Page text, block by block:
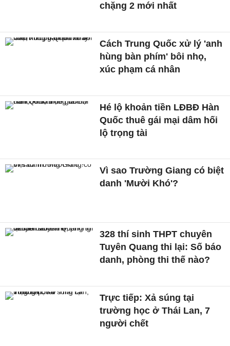
chặng 2 mới nhất
Cách Trung Quốc xử lý 'anh
hùng bàn phím' bôi nhọ,
xúc phạm cá nhân
Hé lộ khoản tiền LĐBĐ Hàn
Quốc thuê gái mại dâm hối
lộ trọng tài
Vì sao Trường Giang có biệt
danh 'Mười Khó'?
328 thí sinh THPT chuyên
Tuyên Quang thi lại: Số báo
danh, phòng thi thế nào?
Trực tiếp: Xả súng tại
trường học ở Thái Lan, 7
người chết